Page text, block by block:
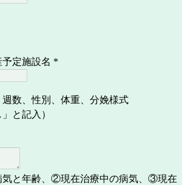
定施設名 *
数、性別、体重、分娩様式
と記入）
と年齢、②現在治療中の病気、③現在